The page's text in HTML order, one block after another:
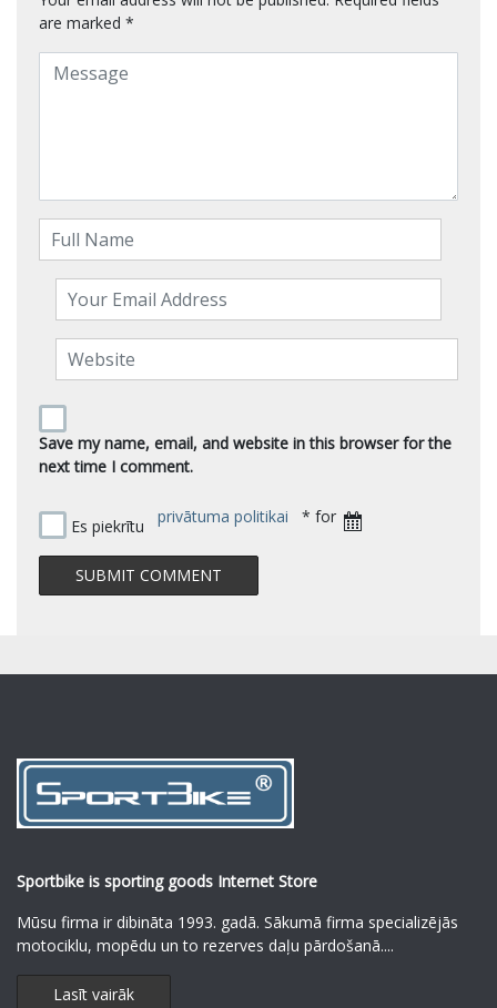
are marked *
Save my name, email, and website in this browser for the
next time I comment.
Es piekrītu privātuma politikai * for
Sportbike is sporting goods Internet Store
Mūsu firma ir dibināta 1993. gadā. Sākumā firma specializējās
motociklu, mopēdu un to rezerves daļu pārdošanā....
Lasīt vairāk